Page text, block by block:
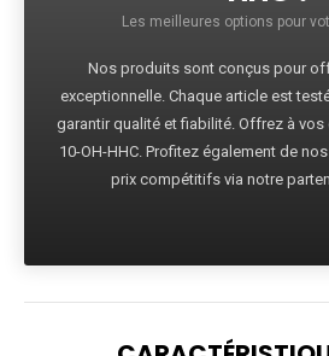
Les meilleures options pour
Nos produits sont conçus pour
exceptionnelle. Chaque article est
garantir qualité et fiabilité. Offrez à
10-OH-HHC. Profitez également de
prix compétitifs via notre